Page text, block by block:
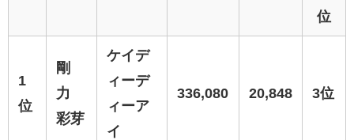
位
1
位
剛
力
彩芽
ケイデ
ィーデ
ィーア
イ
336,080 20,848 3位